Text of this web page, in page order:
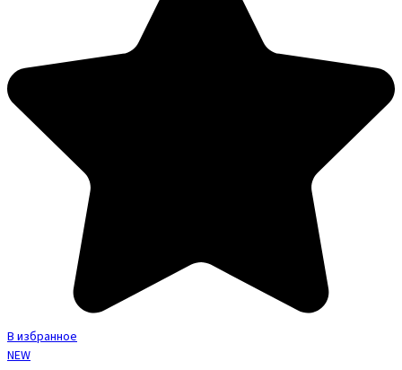
В избранное
NEW